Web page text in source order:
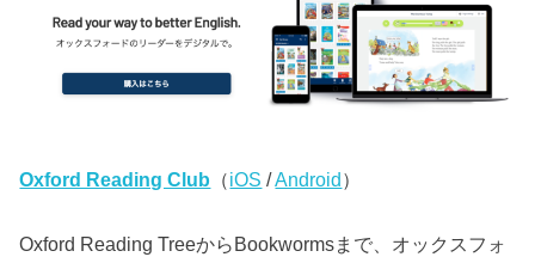
Oxford Reading Club （iOS /Android）
Oxford Reading TreeからBookwormsまで、オックスフォ